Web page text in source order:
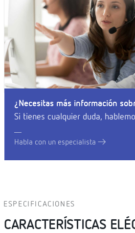
¿Necesitas más información
Si tienes cualquier duda,
Habla con un especialista
ESPECIFICACIONES
CARACTERÍSTICAS